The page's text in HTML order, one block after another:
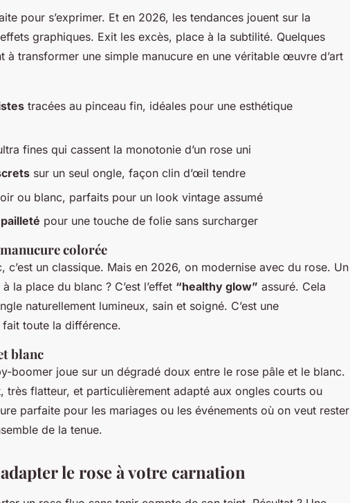
pour s’exprimer. Et en 2026, les tendances jouent sur la
graphiques. Exit les excès, place à la subtilité. Quelques
à transformer une simple manucure en une véritable œuvre d’art
tracées au pinceau fin, idéales pour une esthétique
fines qui cassent la monotonie d’un rose uni
sur un seul ongle, façon clin d’œil tendre
ou blanc, parfaits pour un look vintage assumé
pour une touche de folie sans surcharger
colorée
c’est un classique. Mais en 2026, on modernise avec du rose. Un
la place du blanc ? C’est l’effet “healthy glow” assuré. Cela
naturellement lumineux, sain et soigné. C’est une
toute la différence.
blanc
boomer joue sur un dégradé doux entre le rose pâle et le blanc.
très flatteur, et particulièrement adapté aux ongles courts ou
parfaite pour les mariages ou les événements où on veut rester
de la tenue.
le rose à votre carnation